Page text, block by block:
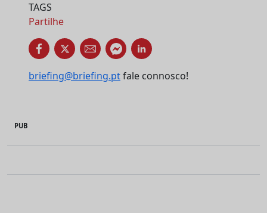
TAGS
Partilhe
briefing@briefing.ptfale connosco!
PUB